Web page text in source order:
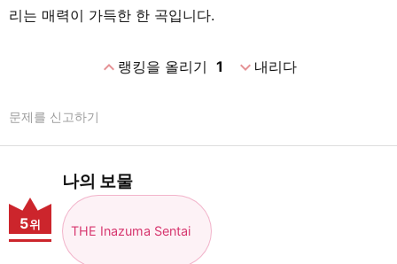
리는 매력이 가득한 한 곡입니다.
expand_less랭킹을 올리기 1 expand_more내리다
문제를 신고하기
나의 보물
THE Inazuma Sentai
5위